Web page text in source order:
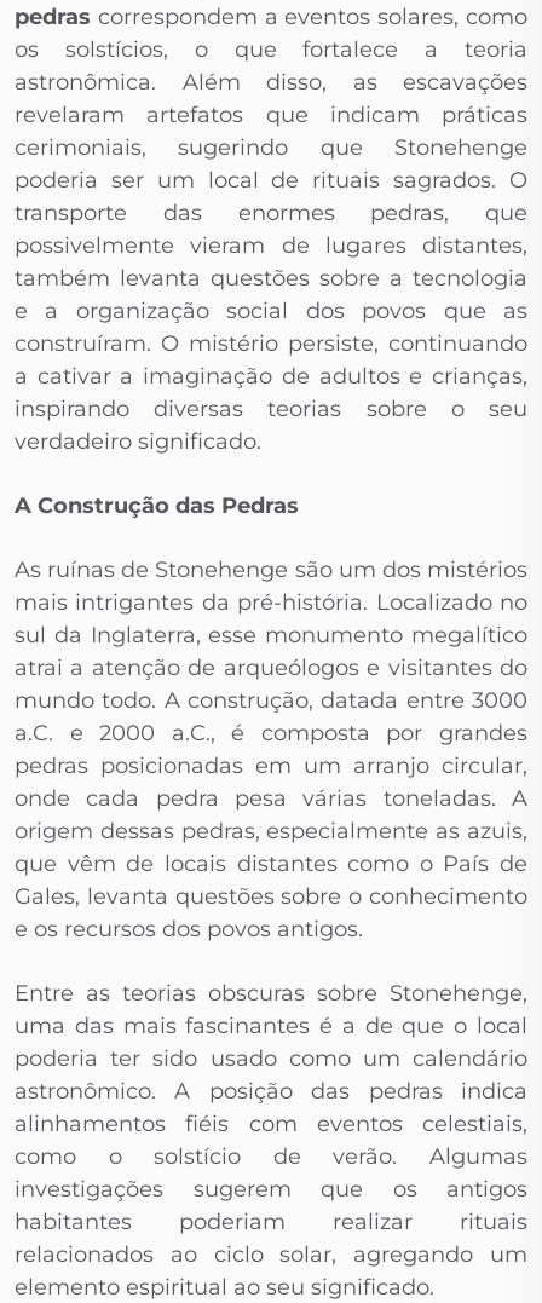
pedras correspondem a eventos solares, como
os solstícios, o que fortalece a teoria
astronômica. Além disso, as escavações
revelaram artefatos que indicam práticas
cerimoniais, sugerindo que Stonehenge
poderia ser um local de rituais sagrados. O
transporte das enormes pedras, que
possivelmente vieram de lugares distantes,
também levanta questões sobre a tecnologia
e a organização social dos povos que as
construíram. O mistério persiste, continuando
a cativar a imaginação de adultos e crianças,
inspirando diversas teorias sobre o seu
verdadeiro significado.
A Construção das Pedras
As ruínas de Stonehenge são um dos mistérios
mais intrigantes da pré-história. Localizado no
sul da Inglaterra, esse monumento megalítico
atrai a atenção de arqueólogos e visitantes do
mundo todo. A construção, datada entre 3000
a.C. e 2000 a.C., é composta por grandes
pedras posicionadas em um arranjo circular,
onde cada pedra pesa várias toneladas. A
origem dessas pedras, especialmente as azuis,
que vêm de locais distantes como o País de
Gales, levanta questões sobre o conhecimento
e os recursos dos povos antigos.
Entre as teorias obscuras sobre Stonehenge,
uma das mais fascinantes é a de que o local
poderia ter sido usado como um calendário
astronômico. A posição das pedras indica
alinhamentos fiéis com eventos celestiais,
como o solstício de verão. Algumas
investigações sugerem que os antigos
habitantes poderiam realizar rituais
relacionados ao ciclo solar, agregando um
elemento espiritual ao seu significado.